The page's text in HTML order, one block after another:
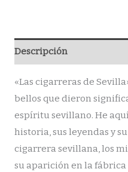
Descripción
«Las cigarreras de
bellos que dieron
espíritu sevillano. He
historia, sus leyendas y
cigarrera sevillana, los
su aparición en la